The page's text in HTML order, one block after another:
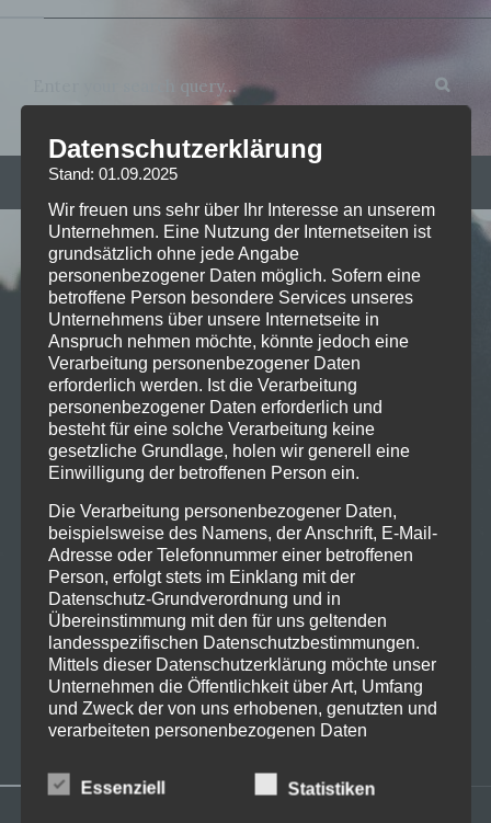
RECENT POSTS
Live on Stage: 2026-07-06 Sex
Pistols @ Tollwood
Live on Stage: 2026-05-21 Russian
Circles @ Technikum Muc
Live on Stage: 2026-03-21 Heaven
Shall Burn @Zenith Muc
Live on Stage: 2025-12-20
Kraftwerk @ Zenith München
Datenschutzerklärung
Stand: 01.09.2025
Wir freuen uns sehr über Ihr Interesse an unserem
Unternehmen. Eine Nutzung der Internetseiten ist
grundsätzlich ohne jede Angabe
personenbezogener Daten möglich. Sofern eine
betroffene Person besondere Services unseres
Unternehmens über unsere Internetseite in
Anspruch nehmen möchte, könnte jedoch eine
Verarbeitung personenbezogener Daten
erforderlich werden. Ist die Verarbeitung
personenbezogener Daten erforderlich und
besteht für eine solche Verarbeitung keine
gesetzliche Grundlage, holen wir generell eine
Einwilligung der betroffenen Person ein.
Die Verarbeitung personenbezogener Daten,
beispielsweise des Namens, der Anschrift, E-Mail-
Adresse oder Telefonnummer einer betroffenen
Person, erfolgt stets im Einklang mit der
Datenschutz-Grundverordnung und in
Übereinstimmung mit den für uns geltenden
landesspezifischen Datenschutzbestimmungen.
Mittels dieser Datenschutzerklärung möchte unser
Unternehmen die Öffentlichkeit über Art, Umfang
und Zweck der von uns erhobenen, genutzten und
verarbeiteten personenbezogenen Daten
mittels dieser Datenschutzerklärung über die ihnen
zustehenden Rechte aufgeklärt.
Essenziell Statistiken